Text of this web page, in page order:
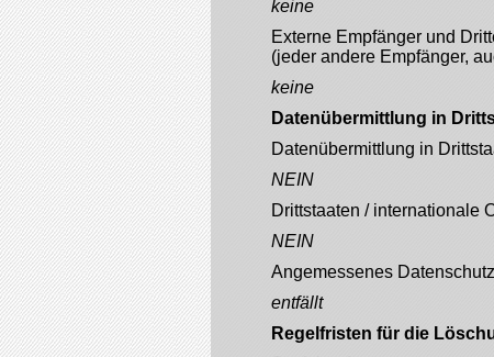
keine
Externe Empfänger und
(jeder andere Empfänger,
keine
Datenübermittlung in
Datenübermittlung in
NEIN
Drittstaaten / internationale
NEIN
Angemessenes
entfällt
Regelfristen für die